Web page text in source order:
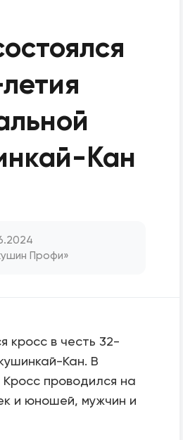
Кан
Профи»
кросс в честь 32-
Кан. В
проводился на
и юношей, мужчин и